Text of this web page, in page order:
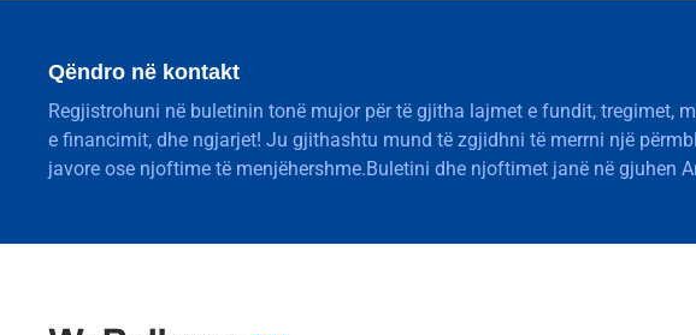
Qëndro në kontakt
Regjistrohuni në buletinin tonë mujor për të gjitha lajmet e fundit, tregimet,
e financimit, dhe ngjarjet! Ju gjithashtu mund të zgjidhni të merrni një
javore ose njoftime të menjëhershme.Buletini dhe njoftimet janë në gjuhen